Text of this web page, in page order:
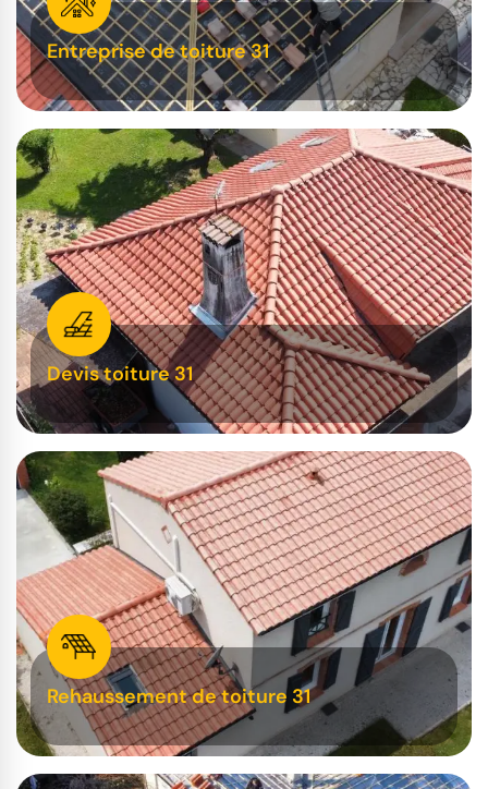
Entreprise de toiture 31
Devis toiture 31
Rehaussement de toiture 31